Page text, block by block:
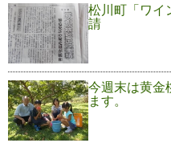
松川町「ワイ
請
今週末は黄金
ます。